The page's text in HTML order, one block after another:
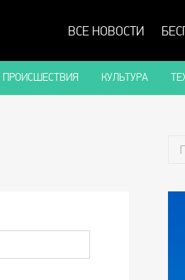
ВСЕ НОВОСТИ
ПРОИСШЕСТВИЯ КУЛЬТУРА